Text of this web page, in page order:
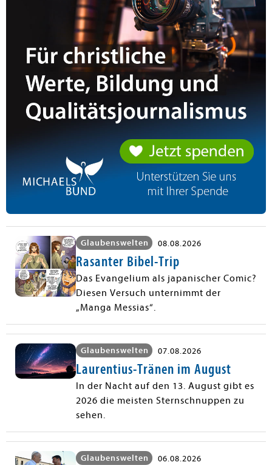
Glaubenswelten 08.08.2026
Rasanter Bibel-Trip
Das Evangelium als japanischer Comic?
Diesen Versuch unternimmt der
„Manga Messias“.
Glaubenswelten 07.08.2026
Laurentius-Tränen im August
In der Nacht auf den 13. August gibt es
2026 die meisten Sternschnuppen zu
sehen.
Glaubenswelten 06.08.2026